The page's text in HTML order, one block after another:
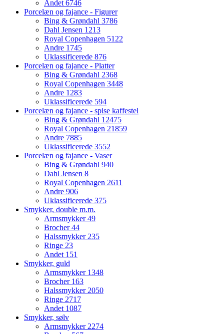
Andet6746
Porcelæn og fajance - Figurer
Bing & Grøndahl 3786
Dahl Jensen 1213
Royal Copenhagen 5122
Andre 1745
Uklassificerede 876
Porcelæn og fajance - Platter
Bing & Grøndahl 2368
Royal Copenhagen 3448
Andre 1283
Uklassificerede 594
Porcelæn og fajance - spise kaffestel
Bing & Grøndahl 12475
Royal Copenhagen 21859
Andre 7885
Uklassificerede 3552
Porcelæn og fajance - Vaser
Bing & Grøndahl 940
Dahl Jensen 8
Royal Copenhagen 2611
Andre 906
Uklassificerede 375
Smykker, double m.m.
Armsmykker49
Brocher44
Halssmykker235
Ringe 23
Andet 151
Smykker, guld
Armsmykker 1348
Brocher 163
Halssmykker2050
Ringe 2717
Andet 1087
Smykker, sølv
Armsmykker2274